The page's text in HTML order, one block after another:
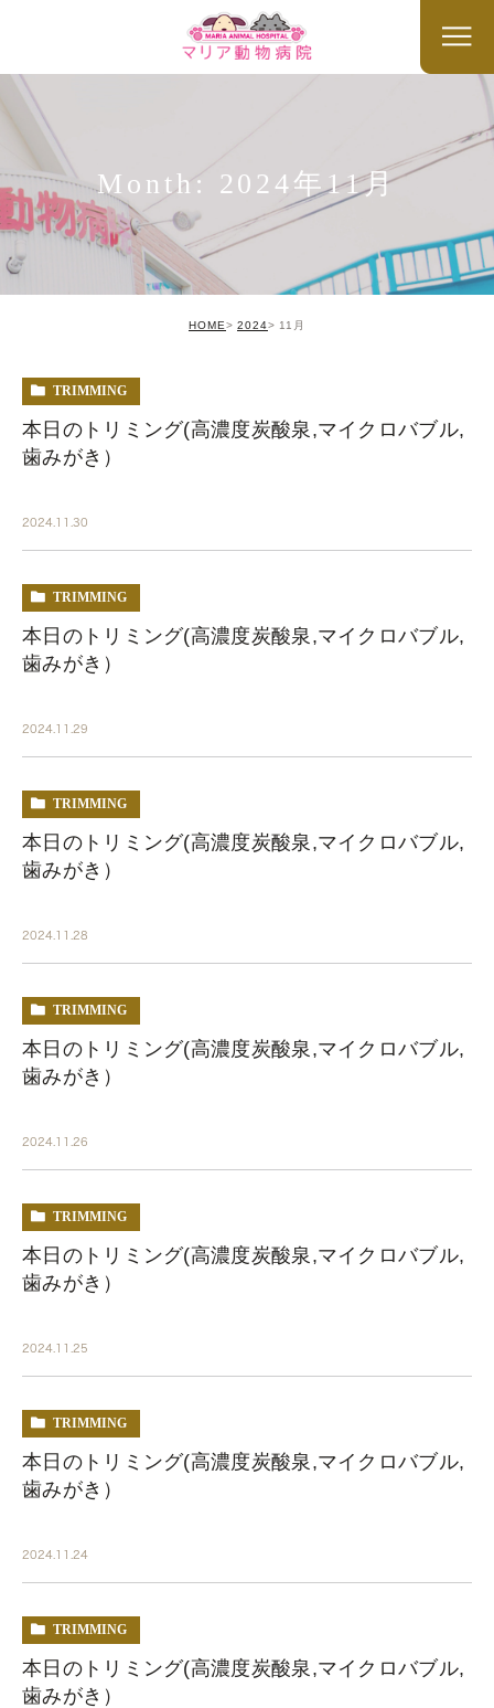
Month: 2024年11月
HOME 2024 11月
TRIMMING
本日のトリミング(高濃度炭酸泉,マイクロバブル,
歯みがき）
2024.11.30
TRIMMING
本日のトリミング(高濃度炭酸泉,マイクロバブル,
歯みがき）
2024.11.29
TRIMMING
本日のトリミング(高濃度炭酸泉,マイクロバブル,
歯みがき）
2024.11.28
TRIMMING
本日のトリミング(高濃度炭酸泉,マイクロバブル,
歯みがき）
2024.11.26
TRIMMING
本日のトリミング(高濃度炭酸泉,マイクロバブル,
歯みがき）
2024.11.25
TRIMMING
本日のトリミング(高濃度炭酸泉,マイクロバブル,
歯みがき）
2024.11.24
TRIMMING
本日のトリミング(高濃度炭酸泉,マイクロバブル,
歯みがき）